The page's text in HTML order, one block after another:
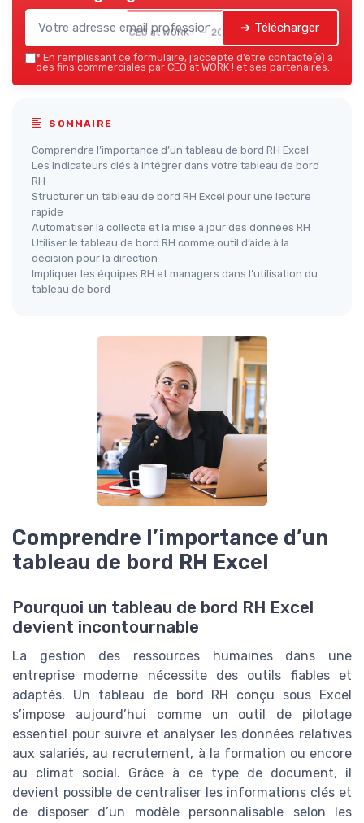
CEO at WORK ! — 2026 ➔ Télécharger
* En remplissant ce formulaire, j’accepte d’être contacté(e) à
des fins commerciales par CEO at WORK ! et ses partenaires.
SOMMAIRE
Comprendre l’importance d’un tableau de bord RH Excel
Les indicateurs clés à intégrer dans votre tableau de bord
RH
Structurer un tableau de bord RH Excel pour une lecture
rapide
Automatiser la collecte et la mise à jour des données RH
Utiliser le tableau de bord RH comme outil d’aide à la
décision pour la direction
Impliquer les équipes RH et managers dans l’utilisation du
tableau de bord
Comprendre l’importance d’un
tableau de bord RH Excel
Pourquoi un tableau de bord RH Excel
devient incontournable
La gestion des ressources humaines dans une
entreprise moderne nécessite des outils fiables et
adaptés. Un tableau de bord RH conçu sous Excel
s’impose aujourd’hui comme un outil de pilotage
essentiel pour suivre et analyser les données relatives
aux salariés, au recrutement, à la formation ou encore
au climat social. Grâce à ce type de document, il
devient possible de centraliser les informations clés et
de disposer d’un modèle personnalisable selon les